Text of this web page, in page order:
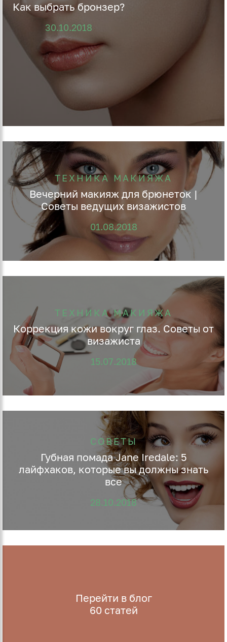
Как выбрать бронзер?
30.10.2018
ТЕХНИКА МАКИЯЖА
Вечерний макияж для брюнеток |
Советы ведущих визажистов
01.08.2018
ТЕХНИКА МАКИЯЖА
Коррекция кожи вокруг глаз. Советы от
визажиста
15.07.2018
СОВЕТЫ
Губная помада Jane Iredale: 5
лайфхаков, которые вы должны знать
все
28.10.2018
Перейти в блог
60статей